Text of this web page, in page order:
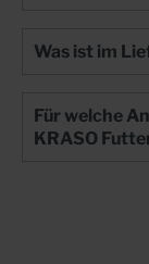
Was ist im
Für welche
KRASO